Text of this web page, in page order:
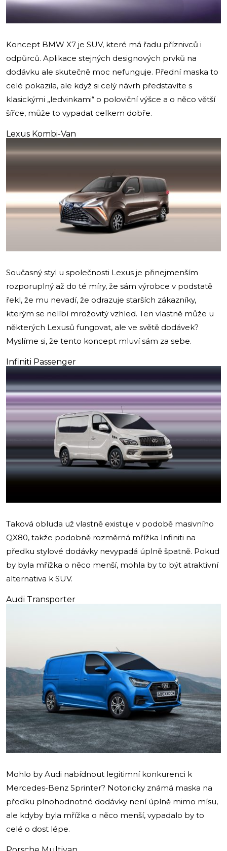
Koncept BMW X7 je SUV, které má řadu příznivců i
odpůrců. Aplikace stejných designových prvků na
dodávku ale skutečně moc nefunguje. Přední maska to
celé pokazila, ale když si celý návrh představíte s
klasickými „ledvinkami“ o poloviční výšce a o něco větší
šířce, může to vypadat celkem dobře.
Lexus Kombi-Van
Současný styl u společnosti Lexus je přinejmenším
rozporuplný až do té míry, že sám výrobce v podstatě
řekl, že mu nevadí, že odrazuje starších zákazníky,
kterým se nelíbí mrožovitý vzhled. Ten vlastně může u
některých Lexusů fungovat, ale ve světě dodávek?
Myslíme si, že tento koncept mluví sám za sebe.
Infiniti Passenger
Taková obluda už vlastně existuje v podobě masivního
QX80, takže podobně rozměrná mřížka Infiniti na
předku stylové dodávky nevypadá úplně špatně. Pokud
by byla mřížka o něco menší, mohla by to být atraktivní
alternativa k SUV.
Audi Transporter
Mohlo by Audi nabídnout legitimní konkurenci k
Mercedes-Benz Sprinter? Notoricky známá maska na
předku plnohodnotné dodávky není úplně mimo mísu,
ale kdyby byla mřížka o něco menší, vypadalo by to
celé o dost lépe.